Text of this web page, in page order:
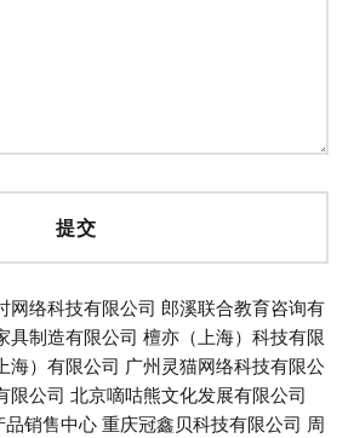
网络科技有限公司 郎溪联合教育咨询有
具制造有限公司 檀亦（上海）科技有限
海）有限公司 广州灵猫网络科技有限公
限公司 北京嘀咕熊文化发展有限公司
销售中心重庆冠鑫贝科技有限公司 周